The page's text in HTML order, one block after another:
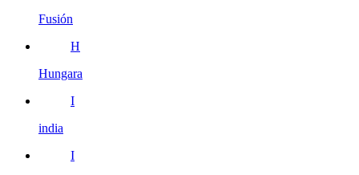
Fusión
H
Hungara
I
india
I